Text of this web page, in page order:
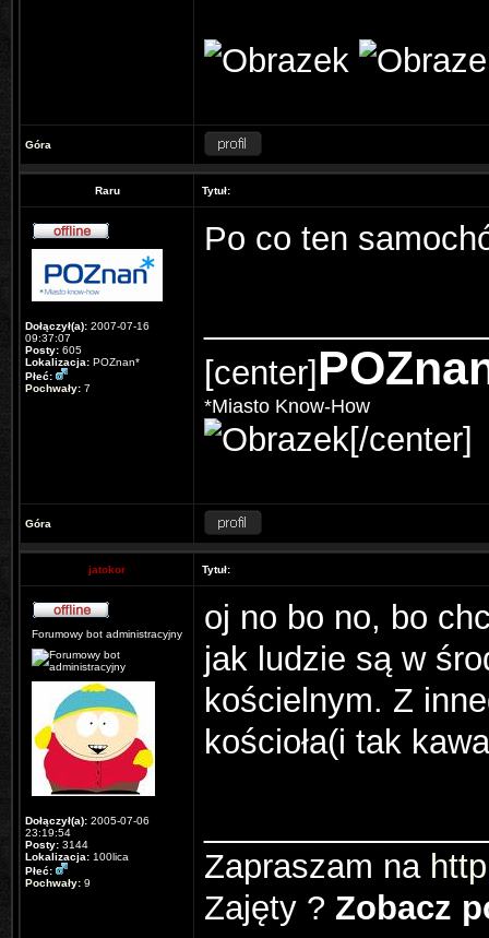
Góra
Raru Tytuł:
Dołączył(a): 2007-07-16
09:37:07
Posty: 605
Lokalizacja: POZnan*
Płeć:
Pochwały: 7
Po co ten
[center]
*Miasto Know-How
[/center]
Góra
jatokor Tytuł:
Forumowy bot administracyjny
Dołączył(a): 2005-07-06
23:19:54
Posty: 3144
Lokalizacja: 100lica
Płeć:
Pochwały: 9
oj no bo no, bo
jak ludzie są w
kościelnym. Z
kościoła(i tak
Zapraszam na
Zajęty ? Zobacz